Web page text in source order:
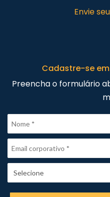
Envie
Cadastre-se
Preencha o formulário